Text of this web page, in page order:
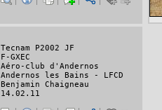
Tecnam P2002 JF
F-GXEC
Aéro-club d'Andernos
Andernos les Bains - LFCD
Benjamin Chaigneau
14.02.11